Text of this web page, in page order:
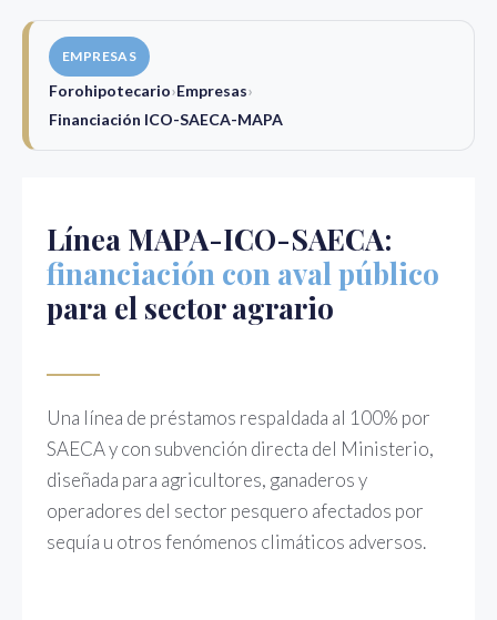
contenido
EMPRESAS
Forohipotecario›Empresas›
Financiación ICO-SAECA-MAPA
Línea MAPA-ICO-SAECA:
financiación con aval público
para el sector agrario
Una línea de préstamos respaldada al 100% por
SAECA y con subvención directa del Ministerio,
diseñada para agricultores, ganaderos y
operadores del sector pesquero afectados por
sequía u otros fenómenos climáticos adversos.